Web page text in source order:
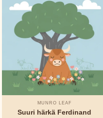
MUNRO LEAF
Suuri härkä Ferdinand